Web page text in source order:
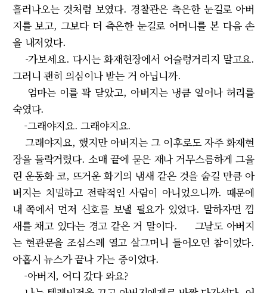
흘러나오는 것처럼 보였다. 경찰관은 측은한 눈길로 아버
지를 보고, 그보다 더 측은한 눈길로 어머니를 본 다음 손
을 내저었다.
-가보세요. 다시는 화재현장에서 어슬렁거리지 말고요.
그러니 괜히 의심이나 받는 거 아닙니까.
엄마는 이를 꽉 닫았고, 아버지는 냉큼 일어나 허리를
숙였다.
-그래야지요. 그래야지요.
그래야지요, 했지만 아버지는 그 이후로도 자주 화재현
장을 들락거렸다. 소매 끝에 묻은 재나 거무스름하게 그을
린 운동화 코, 뜨거운 화기의 냄새 같은 것을 숨길 만큼 아
버지는 치밀하고 전략적인 사람이 아니었으니까. 때문에
내 쪽에서 먼저 신호를 보낼 필요가 있었다. 말하자면 낌
새를 채고 있다는 경고 같은 거 말이다. 그날도 아버지
는 현관문을 조심스레 열고 살그머니 들어오던 참이었다.
아홉시 뉴스가 끝나 가는 중이었다.
-아버지, 어디 갔다 와요?